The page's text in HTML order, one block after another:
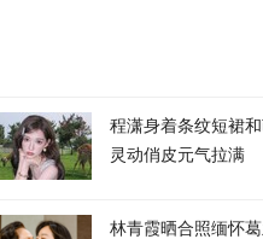
程潇身着条纹短裙
灵动俏皮元气拉满
林青霞晒合照缅怀